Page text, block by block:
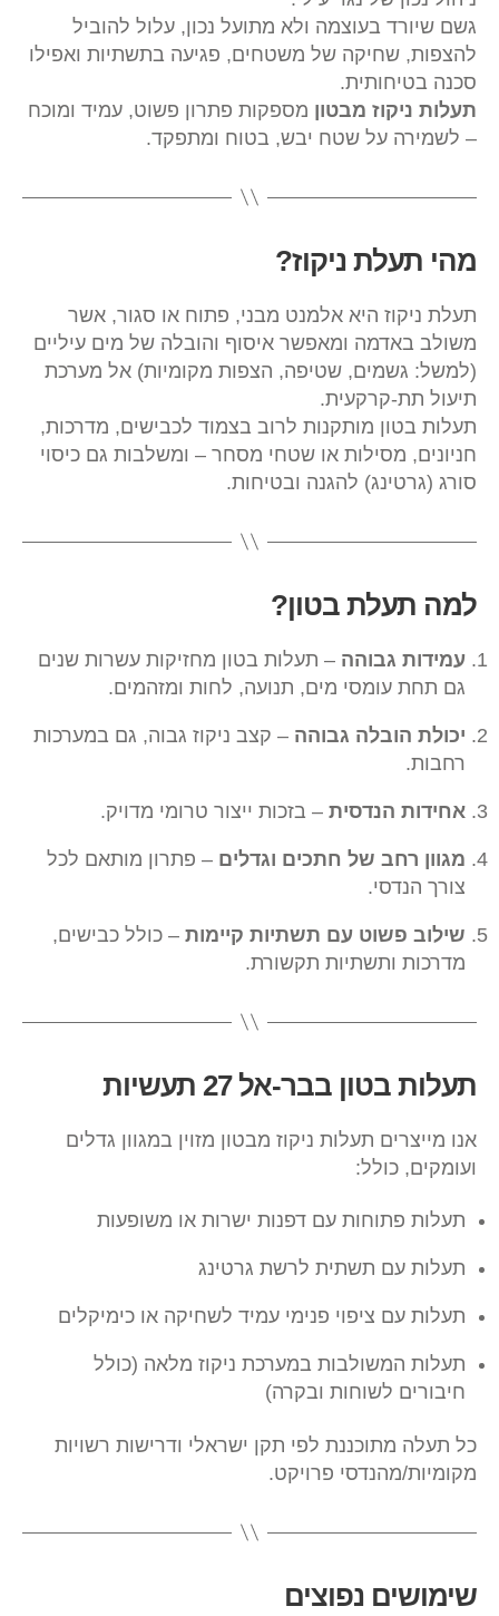
גשם שיורד בעוצמה ולא מתועל נכון, עלול להוביל
להצפות, שחיקה של משטחים, פגיעה בתשתיות ואפילו
סכנה בטיחותית.
תעלות ניקוז מבטון מספקות פתרון פשוט, עמיד ומוכח
– לשמירה על שטח יבש, בטוח ומתפקד.
מהי תעלת ניקוז?
תעלת ניקוז היא אלמנט מבני, פתוח או סגור, אשר
משולב באדמה ומאפשר איסוף והובלה של מים עיליים
(למשל: גשמים, שטיפה, הצפות מקומיות) אל מערכת
תיעול תת-קרקעית.
תעלות בטון מותקנות לרוב בצמוד לכבישים, מדרכות,
חניונים, מסילות או שטחי מסחר – ומשלבות גם כיסוי
סורג (גרטינג) להגנה ובטיחות.
למה תעלת בטון?
עמידות גבוהה – תעלות בטון מחזיקות עשרות שנים
גם תחת עומסי מים, תנועה, לחות ומזהמים.
יכולת הובלה גבוהה – קצב ניקוז גבוה, גם במערכות
רחבות.
אחידות הנדסית – בזכות ייצור טרומי מדויק.
מגוון רחב של חתכים וגדלים – פתרון מותאם לכל
צורך הנדסי.
שילוב פשוט עם תשתיות קיימות – כולל כבישים,
מדרכות ותשתיות תקשורת.
תעלות בטון בבר-אל 27 תעשיות
אנו מייצרים תעלות ניקוז מבטון מזוין במגוון גדלים
ועומקים, כולל:
תעלות פתוחות עם דפנות ישרות או משופעות
תעלות עם תשתית לרשת גרטינג
תעלות עם ציפוי פנימי עמיד לשחיקה או כימיקלים
תעלות המשולבות במערכת ניקוז מלאה (כולל
חיבורים לשוחות ובקרה)
כל תעלה מתוכננת לפי תקן ישראלי ודרישות רשויות
מקומיות/מהנדסי פרויקט.
שימושים נפוצים